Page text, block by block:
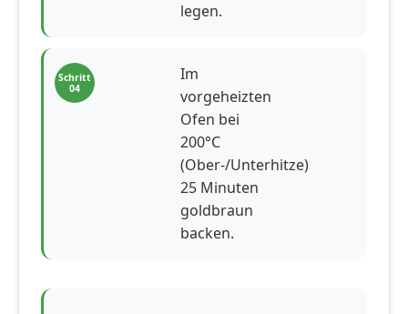
legen.
Schritt
04
Im
vorgeheizten
Ofen bei
200°C
(Ober-/Unterhitze)
25 Minuten
goldbraun
backen.